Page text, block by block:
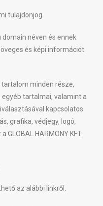
tulajdonjog
néven és ennek
és képi információt
minden része,
tartalmai, valamint a
kapcsolatos
grafika, védjegy, logó,
HARMONY KFT.
az alábbi linkről.